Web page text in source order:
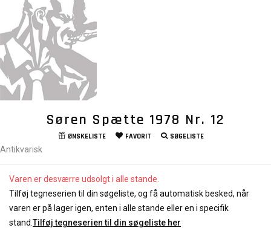
Søren Spætte 1978 Nr. 12
ØNSKELISTE FAVORIT SØGELISTE
Antikvarisk
Varen er desværre udsolgt i alle stande.
Tilføj tegneserien til din søgeliste, og få automatisk besked, når
varen er på lager igen, enten i alle stande eller en i specifik
stand. Tilføj tegneserien til din søgeliste her